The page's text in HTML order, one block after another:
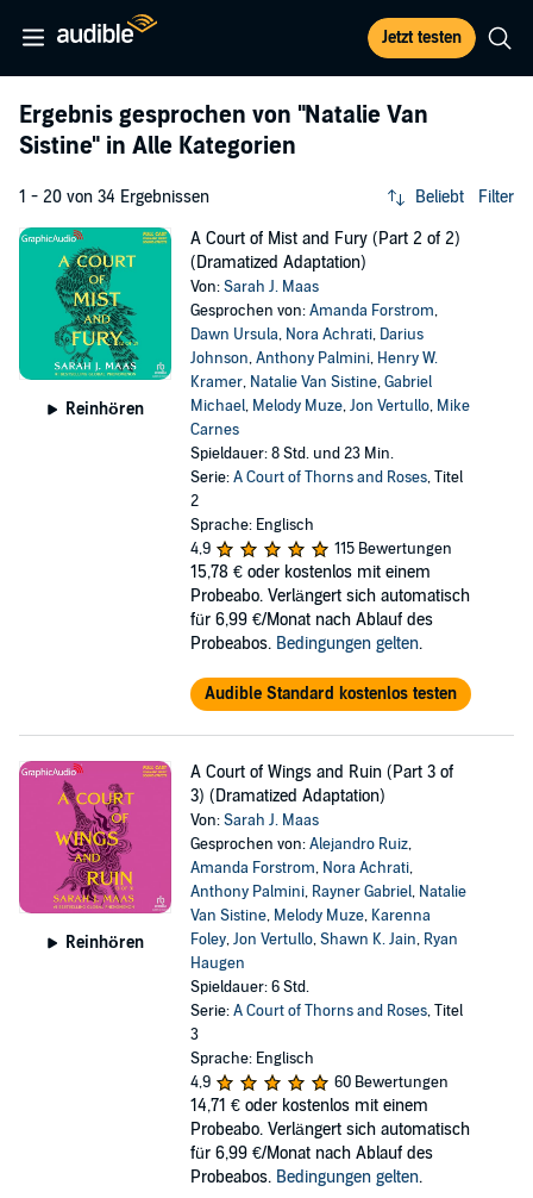
Jetzt testen
Ergebnis gesprochen von "Natalie Van
Sistine" in Alle Kategorien
1 - 20 von 34 Ergebnissen Beliebt Filter
Reinhören
A Court of Mist and Fury (Part 2 of 2)
(Dramatized Adaptation)
Von:Sarah J. Maas
Gesprochen von:Amanda Forstrom,
Dawn Ursula, Nora Achrati, Darius
Johnson,Anthony Palmini, Henry W.
Kramer, Natalie Van Sistine,Gabriel
Michael, Melody Muze,Jon Vertullo, Mike
Carnes
Spieldauer: 8 Std. und 23 Min.
Serie:A Court of Thorns and Roses, Titel
2
Sprache: Englisch
4,9
115 Bewertungen
15,78 € oder kostenlos mit einem
Probeabo. Verlängert sich automatisch
für 6,99 €/Monat nach Ablauf des
Probeabos. Bedingungen gelten.
Audible Standard kostenlos testen
Reinhören
A Court of Wings and Ruin (Part 3 of
3) (Dramatized Adaptation)
Von:Sarah J. Maas
Gesprochen von:Alejandro Ruiz,
Amanda Forstrom, Nora Achrati,
Anthony Palmini, Rayner Gabriel, Natalie
Van Sistine, Melody Muze, Karenna
Foley,Jon Vertullo,Shawn K. Jain, Ryan
Haugen
Spieldauer: 6 Std.
Serie:A Court of Thorns and Roses, Titel
3
Sprache: Englisch
4,9
60 Bewertungen
14,71 € oder kostenlos mit einem
Probeabo. Verlängert sich automatisch
für 6,99 €/Monat nach Ablauf des
Probeabos. Bedingungen gelten.